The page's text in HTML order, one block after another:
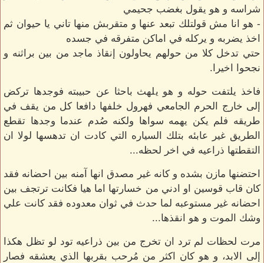
شراسه و هو يقول بغضب جحيمي
- هو انا مش قولتلك تبعد عنها و متقربش منها تاني يا حيوان ثم
اخذ يضربه و يركله في اماكن متفرقه في جسده
حتي تدخل كلا من حولهم يحاولون إنقاذ ماجد من بين براثنه و
نجحوا اخيرا.
فاخذ يلتفت حوله و هو يلهث باحثا عن حبيبته فوجدها تركض
إلى خارج الحرم الجامعي فهرول خلفها دافعا كل من يقف في
طريقه فلم يكن يهمه سواها ولكنه صُدم عندما وجدها تقطع
الطريق غير عابئه بتلك السياره التي كادت ان تدهسها لولا ان
التقطتها ذراعيه في اخر لحظه...
احتضنها مازن بشده و كانه غير مصدق انها آمنه بين احضانه فقد
كان قاب قوسين او ادني من خسارتها اما هيا فكانت ترتجف بين
احضانه غير مستوعبه لما حدث في ثوان معدوده فقد كانت علي
وشك الموت و هو انقذها...
مرت لحظات لم ترد ان تخرج من بين ذراعيه تود لو تظل هكذا
إلى الابد، و هو كان اكثر من مُرحب بقربها الذي يعشقه فصار